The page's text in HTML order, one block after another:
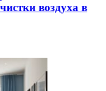
воздуха в